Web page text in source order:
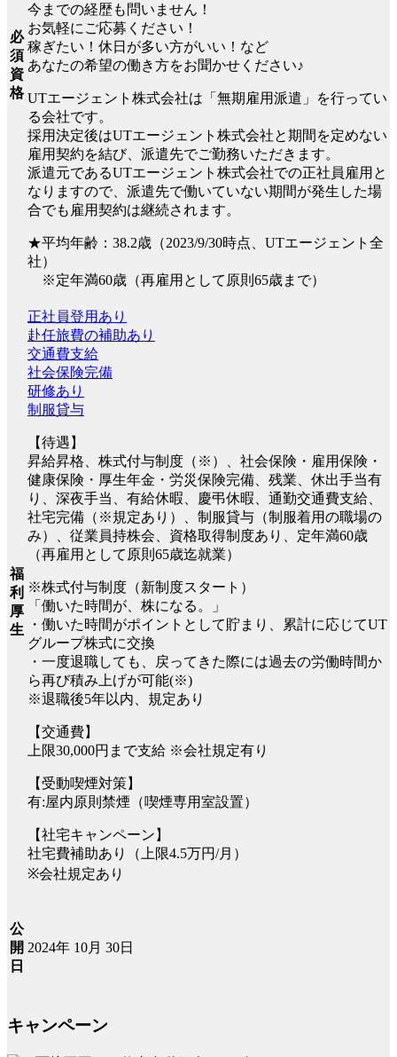
必
須
資
格
今までの経歴も問いません！
お気軽にご応募ください！
稼ぎたい！休日が多い方がいい！など
あなたの希望の働き方をお聞かせください♪
UTエージェント株式会社は「無期雇用派遣」を行ってい
る会社です。
採用決定後はUTエージェント株式会社と期間を定めない
雇用契約を結び、派遣先でご勤務いただきます。
派遣元であるUTエージェント株式会社での正社員雇用と
なりますので、派遣先で働いていない期間が発生した場
合でも雇用契約は継続されます。
★平均年齢：38.2歳（2023/9/30時点、UTエージェント全
社）
※定年満60歳（再雇用として原則65歳まで）
福
利
厚
生
正社員登用あり
赴任旅費の補助あり
交通費支給
社会保険完備
研修あり
制服貸与
【待遇】
昇給昇格、株式付与制度（※）、社会保険・雇用保険・
健康保険・厚生年金・労災保険完備、残業、休出手当有
り、深夜手当、有給休暇、慶弔休暇、通勤交通費支給、
社宅完備（※規定あり）、制服貸与（制服着用の職場の
み）、従業員持株会、資格取得制度あり、定年満60歳
（再雇用として原則65歳迄就業）
※株式付与制度（新制度スタート）
「働いた時間が、株になる。」
・働いた時間がポイントとして貯まり、累計に応じてUT
グループ株式に交換
・一度退職しても、戻ってきた際には過去の労働時間か
ら再び積み上げが可能(※)
※退職後5年以内、規定あり
【交通費】
上限30,000円まで支給 ※会社規定有り
【受動喫煙対策】
有:屋内原則禁煙（喫煙専用室設置）
【社宅キャンペーン】
社宅費補助あり（上限4.5万円/月）
※会社規定あり
公
開
日
2024年 10月 30日
キャンペーン